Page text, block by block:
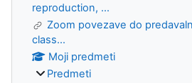
reproduction, ...
Zoom povezave do
class...
Moji predmeti
Predmeti